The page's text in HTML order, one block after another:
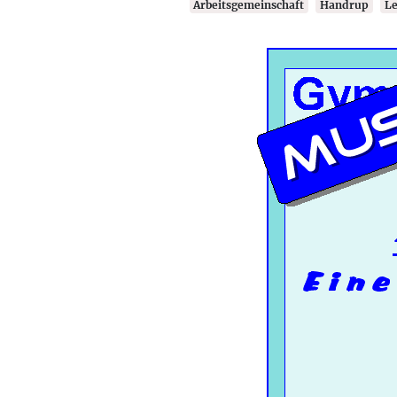
Arbeitsgemeinschaft Handrup